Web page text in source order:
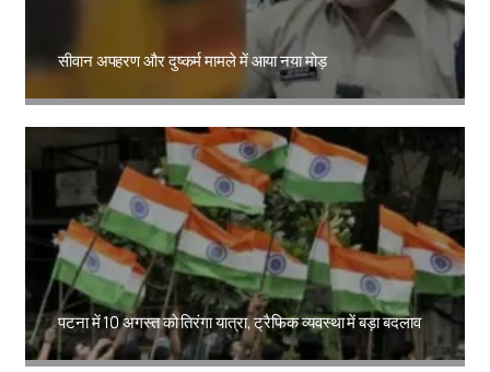
सीवान अपहरण और दुष्कर्म मामले में आया नया मोड़
पटना में 10 अगस्त को तिरंगा यात्रा, ट्रैफिक व्यवस्था में बड़ा बदलाव
Amit Lekh